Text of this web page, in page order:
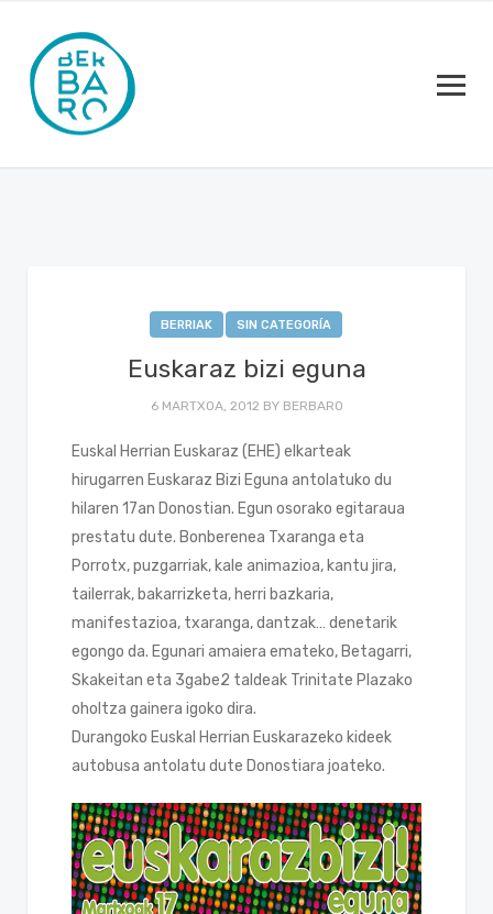
BERRIAK SIN CATEGORÍA
Euskaraz bizi eguna
6 MARTXOA, 2012 BY BERBARO
Euskal Herrian Euskaraz (EHE) elkarteak
hirugarren Euskaraz Bizi Eguna antolatuko du
hilaren 17an Donostian. Egun osorako egitaraua
prestatu dute. Bonberenea Txaranga eta
Porrotx, puzgarriak, kale animazioa, kantu jira,
tailerrak, bakarrizketa, herri bazkaria,
manifestazioa, txaranga, dantzak… denetarik
egongo da. Egunari amaiera emateko, Betagarri,
Skakeitan eta 3gabe2 taldeak Trinitate Plazako
oholtza gainera igoko dira.
Durangoko Euskal Herrian Euskarazeko kideek
autobusa antolatu dute Donostiara joateko.